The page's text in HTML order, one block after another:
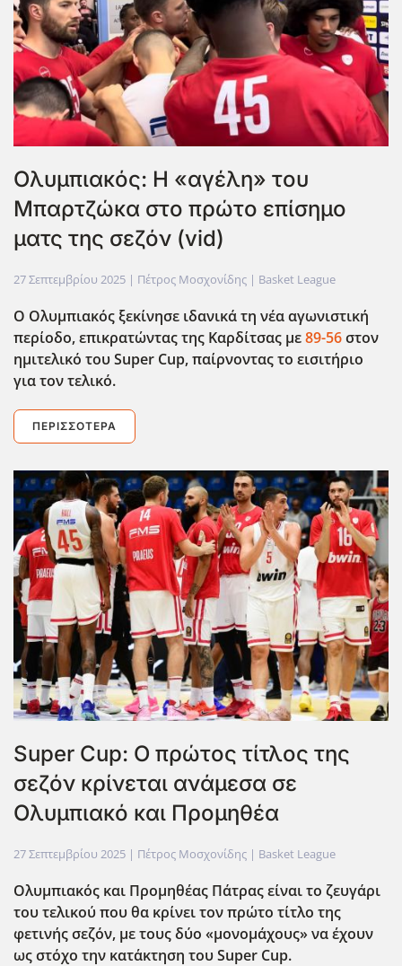
Ολυμπιακός: Η «αγέλη» του
Μπαρτζώκα στο πρώτο επίσημο
ματς της σεζόν (vid)
27 Σεπτεμβρίου 2025 | Πέτρος Μοσχονίδης | Basket League
Ο Ολυμπιακός ξεκίνησε ιδανικά τη νέα αγωνιστική
περίοδο, επικρατώντας της Καρδίτσας με89-56στον
ημιτελικό του Super Cup, παίρνοντας το εισιτήριο
για τον τελικό.
ΠΕΡΙΣΣΌΤΕΡΑ
Super Cup: Ο πρώτος τίτλος της
σεζόν κρίνεται ανάμεσα σε
Ολυμπιακό και Προμηθέα
27 Σεπτεμβρίου 2025 | Πέτρος Μοσχονίδης | Basket League
Ολυμπιακός και Προμηθέας Πάτρας είναι το ζευγάρι
του τελικού που θα κρίνει τον πρώτο τίτλο της
φετινής σεζόν, με τους δύο «μονομάχους» να έχουν
ως στόχο την κατ΄ακτηση του Super Cup.